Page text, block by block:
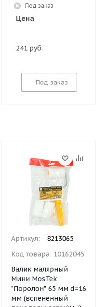
Под заказ
Цена
241 руб.
Под заказ
Артикул:
8213065
Код товара: 10162045
Валик малярный
Мини MosTek
"Поролон" 65 мм d=16
мм (вспененный